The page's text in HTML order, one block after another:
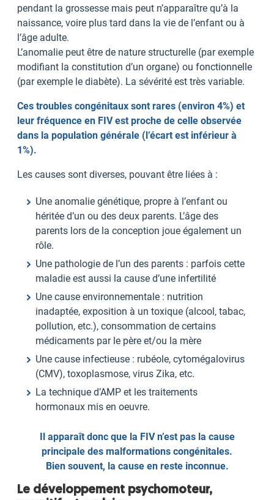
pendant la grossesse mais peut n’apparaître qu’à la
naissance, voire plus tard dans la vie de l’enfant ou à
l’âge adulte.
L’anomalie peut être de nature structurelle (par exemple
modifiant la constitution d’un organe) ou fonctionnelle
(par exemple le diabète). La sévérité est très variable.
Ces troubles congénitaux sont rares (environ 4%) et
leur fréquence en FIV est proche de celle observée
dans la population générale (l’écart est inférieur à
1%).
Les causes sont diverses, pouvant être liées à :
Une anomalie génétique, propre à l’enfant ou
héritée d’un ou des deux parents. L’âge des
parents lors de la conception joue également un
rôle.
Une pathologie de l’un des parents : parfois cette
maladie est aussi la cause d’une infertilité
Une cause environnementale : nutrition
inadaptée, exposition à un toxique (alcool, tabac,
pollution, etc.), consommation de certains
médicaments par le père et/ou la mère
Une cause infectieuse : rubéole, cytomégalovirus
(CMV), toxoplasmose, virus Zika, etc.
La technique d’AMP et les traitements
hormonaux mis en oeuvre.
Il apparaît donc que la FIV n’est pas la cause
principale des malformations congénitales.
Bien souvent, la cause en reste inconnue.
Le développement psychomoteur,